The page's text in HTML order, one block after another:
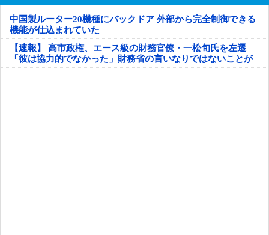
中国製ルーター20機種にバックドア 外部から完全制御できる
機能が仕込まれていた
【速報】 高市政権、エース級の財務官僚・一松旬氏を左遷
「彼は協力的でなかった」財務省の言いなりではないことが
判明